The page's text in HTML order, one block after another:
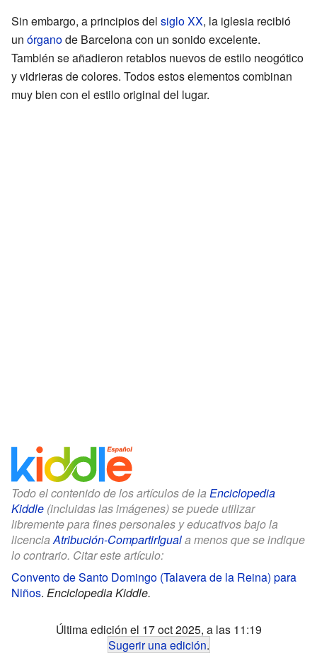
Sin embargo, a principios del siglo XX, la iglesia recibió
un órganode Barcelona con un sonido excelente.
También se añadieron retablos nuevos de estilo neogótico
y vidrieras de colores. Todos estos elementos combinan
muy bien con el estilo original del lugar.
Todo el contenido de los artículos de la Enciclopedia
Kiddle (incluidas las imágenes) se puede utilizar
libremente para fines personales y educativos bajo la
licencia Atribución-CompartirIguala menos que se indique
lo contrario. Citar este artículo:
Convento de Santo Domingo (Talavera de la Reina) para
Niños. Enciclopedia Kiddle.
Última edición el 17 oct 2025, a las 11:19
Sugerir una edición.